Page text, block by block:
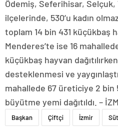
Ödemiş, Seferihisar, Selçuk,
ilçelerinde, 530’u kadın
toplam 14 bin 431 küçükbaş
Menderes’te ise 16
küçükbaş hayvan
desteklenmesi ve
mahallede 67 üreticiye 2 bin
büyütme yemi dağıtıldı. –
Başkan Çiftçi İzmir Süt